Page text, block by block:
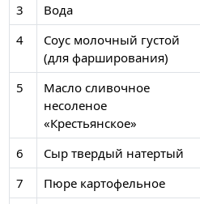
3
Вода
4
Соус молочный густой
(для фарширования)
5
Масло сливочное
несоленое
«Крестьянское»
6 Сыр твердый натертый
7
Пюре картофельное